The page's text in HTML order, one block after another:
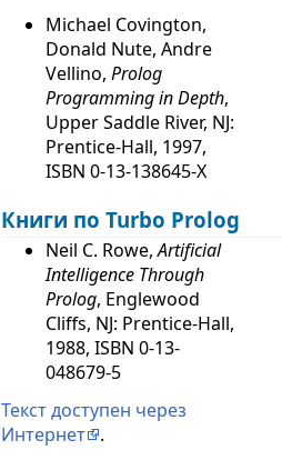
Michael Covington,
Donald Nute, Andre
Vellino,Prolog
Programming in Depth,
Upper Saddle River, NJ:
Prentice-Hall, 1997,
ISBN 0-13-138645-X
Книги поTurbo Prolog
Neil C. Rowe,Artificial
Intelligence Through
Prolog, Englewood
Cliffs, NJ: Prentice-Hall,
1988, ISBN 0-13-
048679-5
Текст доступен через
Интернет
.